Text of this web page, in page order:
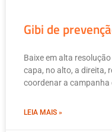
Gibi de
Baixe em alta
capa, no alto, a direita,
coordenar a campanha
LEIA MAIS »